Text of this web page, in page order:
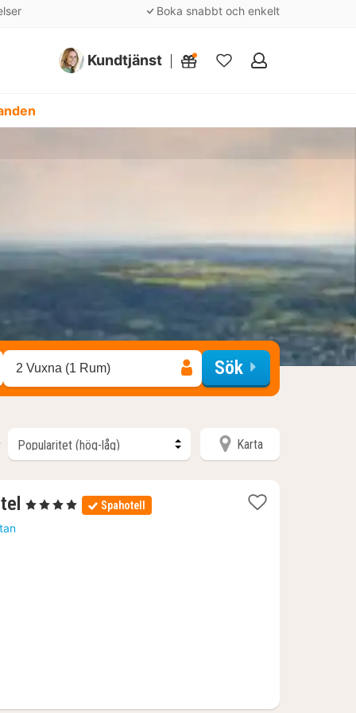
Boka snabbt och enkelt
Kundtjänst
Mina
2 Vuxna (1 Rum) Sök
Karta
2
, 4 Stjärnor Spahotell